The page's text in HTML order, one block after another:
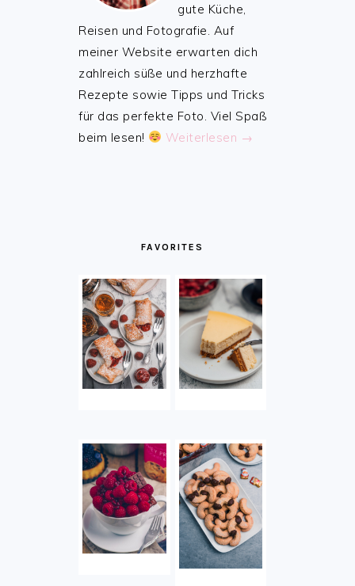
gute Küche,
Reisen und Fotografie. Auf
meiner Website erwarten dich
zahlreich süße und herzhafte
Rezepte sowie Tipps und Tricks
für das perfekte Foto. Viel Spaß
beim lesen!
Weiterlesen →
FAVORITES